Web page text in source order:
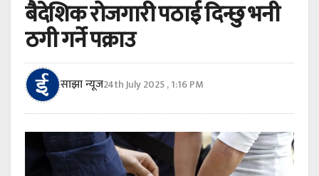
बैदेशिक रोजगारी पठाई दिन्छु भनी
ठगी गर्ने पक्राउ
साझा न्यूज24th July 2025 , 1:16 PM